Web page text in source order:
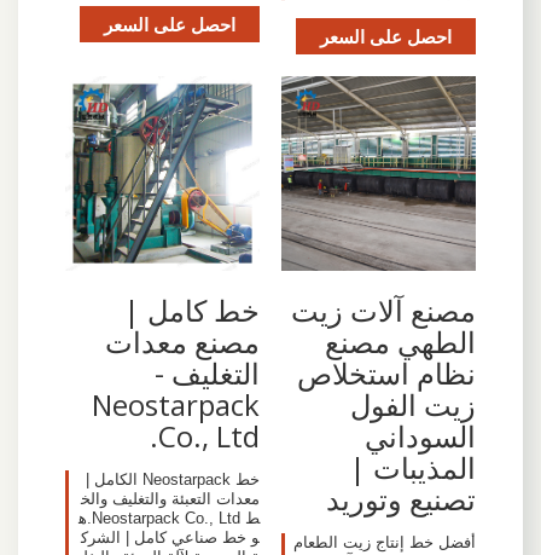
احصل على السعر احصل على السعر
مصنع آلات زيت
الطهي مصنع
نظام استخلاص
زيت الفول
السوداني
المذيبات |
تصنيع وتوريد
أفضل خط إنتاج زيت الطعام
خط كامل |
مصنع معدات
التغليف -
Neostarpack
Co., Ltd.
خط Neostarpack الكامل |
معدات التعبئة والتغليف والخ
ط Neostarpack Co., Ltd.ه
و خط صناعي كامل | الشرك